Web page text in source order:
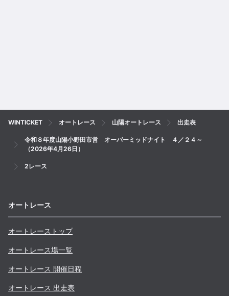
WINTICKET オートレース 山陽オートレース 出走表
令和８年度山陽小野田市営 オーバーミッドナイト ４／２４～
（2026年4月26日）
2レース
オートレース
オートレーストップ
オートレース場一覧
オートレース 開催日程
オートレース 出走表